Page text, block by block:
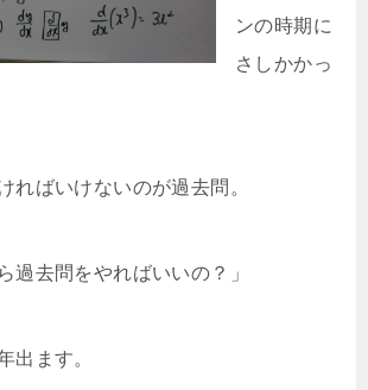
ンの時期に
さしかかっ
ればいけないのが過去問。
過去問をやればいいの？」
出ます。